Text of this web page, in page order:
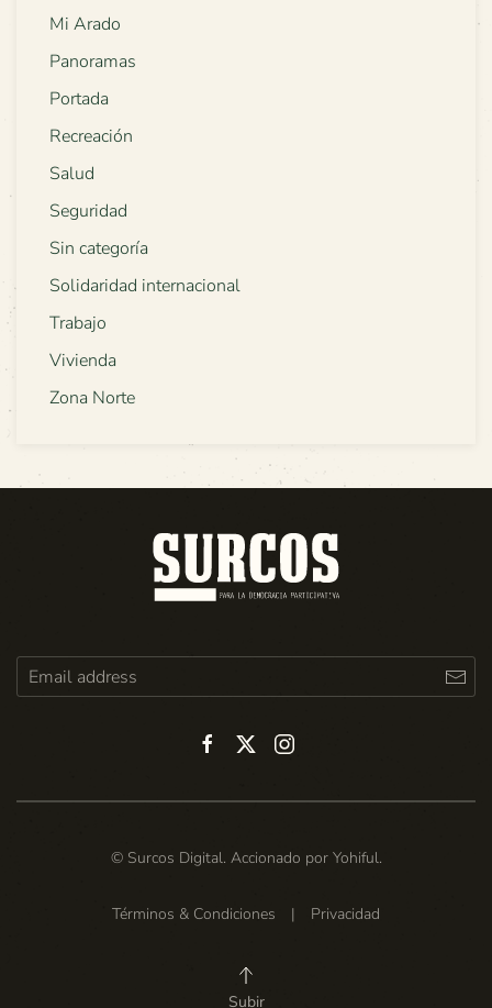
Mi Arado
Panoramas
Portada
Recreación
Salud
Seguridad
Sin categoría
Solidaridad internacional
Trabajo
Vivienda
Zona Norte
© Surcos Digital. Accionado por Yohiful.
Términos & Condiciones | Privacidad
Subir